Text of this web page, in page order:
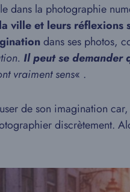
dans la photographie
ville et leurs réflexions
dans ses photos,
Il peut se demander
vraiment sens« .
de son imagination car,
discrètement.